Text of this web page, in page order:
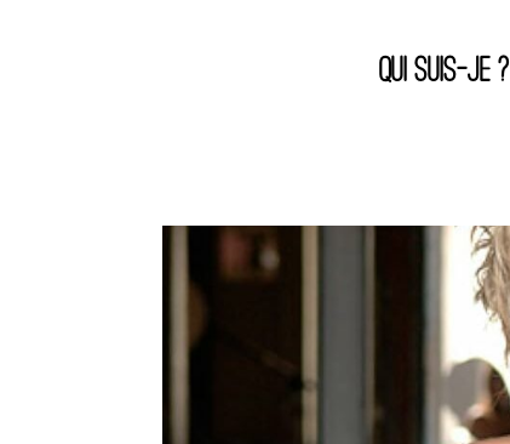
QUI SUIS-JE ?
Muriel Robin